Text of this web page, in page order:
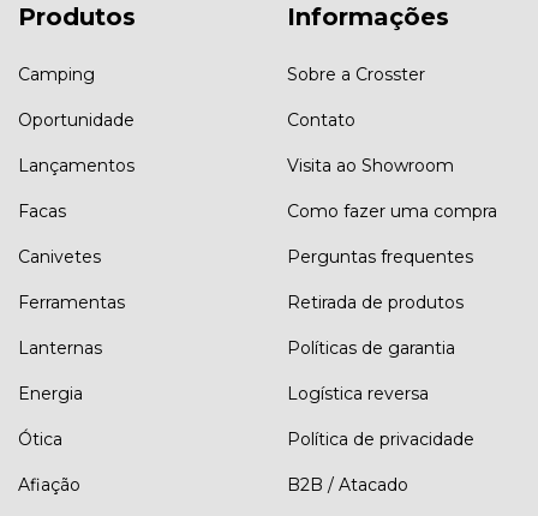
Produtos
Camping
Oportunidade
Lançamentos
Facas
Canivetes
Ferramentas
Lanternas
Energia
Ótica
Afiação
Informações
Sobre a Crosster
Contato
Visita ao Showroom
Como fazer uma compra
Perguntas frequentes
Retirada de produtos
Políticas de garantia
Logística reversa
Política de privacidade
B2B / Atacado